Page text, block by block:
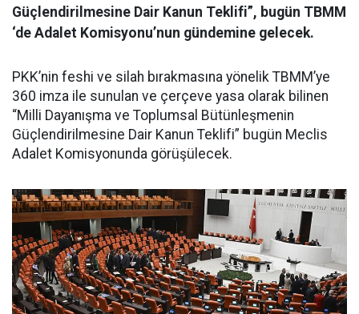
Güçlendirilmesine Dair Kanun Teklifi”, bugün TBMM
‘de Adalet Komisyonu’nun gündemine gelecek.
PKK’nin feshi ve silah bırakmasına yönelik TBMM’ye
360 imza ile sunulan ve çerçeve yasa olarak bilinen
“Milli Dayanışma ve Toplumsal Bütünleşmenin
Güçlendirilmesine Dair Kanun Teklifi” bugün Meclis
Adalet Komisyonunda görüşülecek.